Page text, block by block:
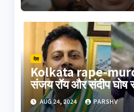
देश
Kolkata rape-
संजय रॉय और संदीप घोष
का पॉलीग्राफ टेस्ट जारी
AUG 24, 2024 PARSHV